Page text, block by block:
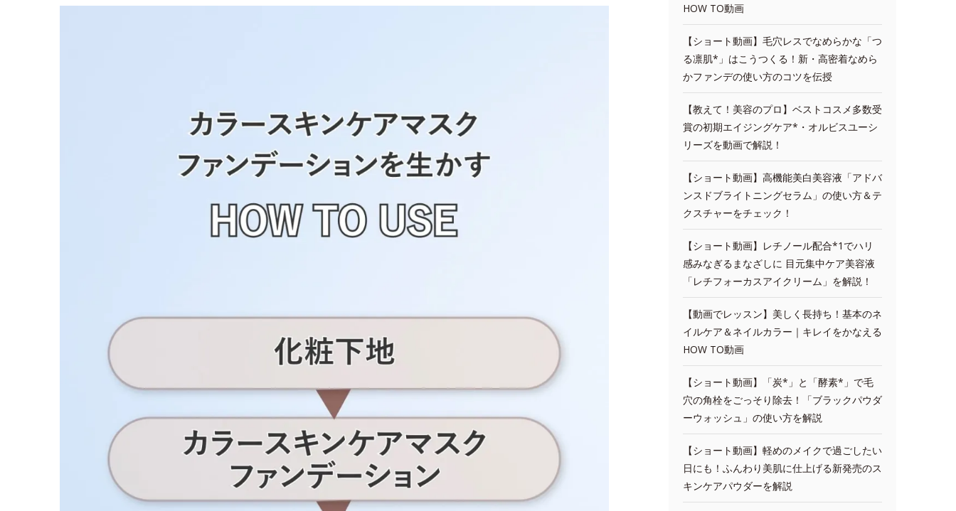
HOW TO動画
【ショート動画】毛穴レスでなめらかな「つ
る凛肌*」はこうつくる！新・高密着なめら
かファンデの使い方のコツを伝授
【教えて！美容のプロ】ベストコスメ多数受
賞の初期エイジングケア*・オルビスユーシ
リーズを動画で解説！
【ショート動画】高機能美白美容液「アドバ
ンスドブライトニングセラム」の使い方＆テ
クスチャーをチェック！
【ショート動画】レチノール配合*1でハリ
感みなぎるまなざしに 目元集中ケア美容液
「レチフォーカスアイクリーム」を解説！
【動画でレッスン】美しく長持ち！基本のネ
イルケア＆ネイルカラー｜キレイをかなえる
HOW TO動画
【ショート動画】「炭*」と「酵素*」で毛
穴の角栓をごっそり除去！「ブラックパウダ
ーウォッシュ」の使い方を解説
【ショート動画】軽めのメイクで過ごしたい
日にも！ふんわり美肌に仕上げる新発売のス
キンケアパウダーを解説